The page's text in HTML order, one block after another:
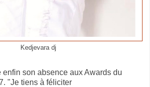
Kedjevara dj
son absence aux Awards du
"Je tiens à féliciter